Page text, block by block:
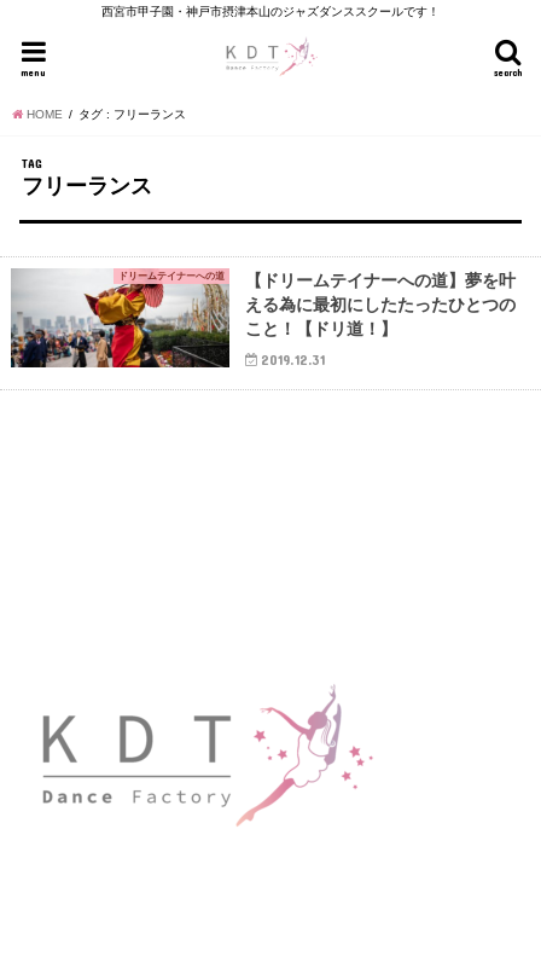
西宮市甲子園・神戸市摂津本山のジャズダンススクールです！
search
menu
HOME タグ : フリーランス
TAG
フリーランス
ドリームテイナーへの道
【ドリームテイナーへの道】夢を叶
える為に最初にしたたったひとつの
こと！【ドリ道！】
2019.12.31